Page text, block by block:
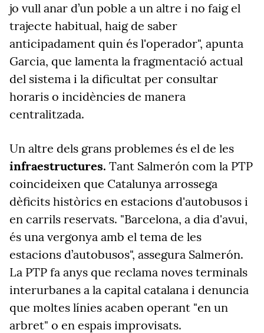
jo vull anar d’un poble a un altre i no faig el
trajecte habitual, haig de saber
anticipadament quin és l'operador", apunta
Garcia, que lamenta la fragmentació actual
del sistema i la dificultat per consultar
horaris o incidències de manera
centralitzada.
Un altre dels grans problemes és el de les
infraestructures. Tant Salmerón com la PTP
coincideixen que Catalunya arrossega
dèficits històrics en estacions d'autobusos i
en carrils reservats. "Barcelona, a dia d'avui,
és una vergonya amb el tema de les
estacions d’autobusos", assegura Salmerón.
La PTP fa anys que reclama noves terminals
interurbanes a la capital catalana i denuncia
que moltes línies acaben operant "en un
arbret" o en espais improvisats.